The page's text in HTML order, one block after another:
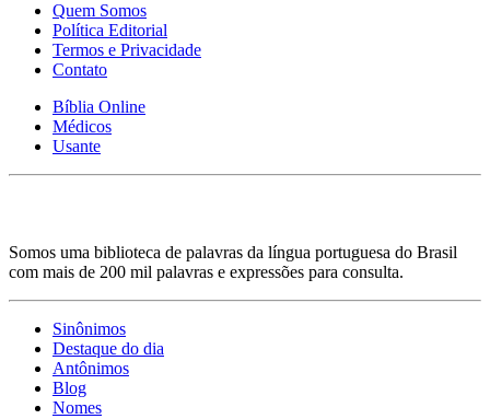
Quem Somos
Política Editorial
Termos e Privacidade
Contato
Bíblia Online
Médicos
Usante
Somos uma biblioteca de palavras da língua portuguesa do Brasil
com mais de 200 mil palavras e expressões para consulta.
Sinônimos
Destaque do dia
Antônimos
Blog
Nomes